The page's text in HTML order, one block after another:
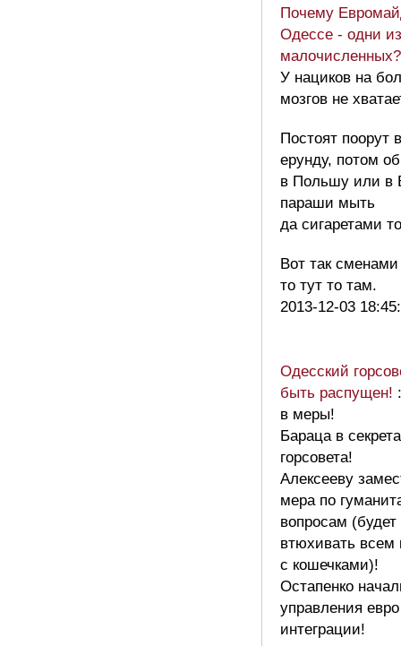
Почему
Одессе - одни
малочисленных?
У нациков на
мозгов не
Постоят поорут
ерунду, потом
в Польшу или в
параши мыть
да сигаретами
Вот так сменами
то тут то там.
2013-12-03
Одесский
быть распущен!
в меры!
Бараца в
горсовета!
Алексееву
мера по
вопросам (будет
втюхивать всем
с кошечками)!
Остапенко
управления евро
интеграции!